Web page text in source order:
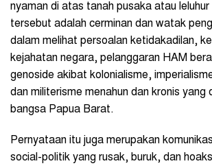
nyaman di atas tanah pusaka atau
tersebut adalah cerminan dan watak
dalam melihat persoalan ketidakadilan,
kejahatan negara, pelanggaran HAM
genoside akibat kolonialisme,
dan militerisme menahun dan kronis yang
bangsa Papua Barat.
Pernyataan itu juga merupakan
social-politik yang rusak, buruk, dan